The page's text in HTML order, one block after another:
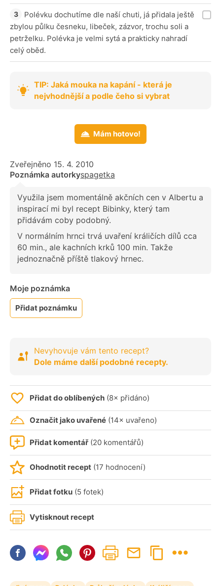
Polévku dochutíme dle naší chuti, já přidala ještě
zbylou půlku česneku, libeček, zázvor, trochu soli a
petrželku. Polévka je velmi sytá a prakticky nahradí
celý oběd.
TIP: Jaká mouka na kapání - která je
nejvhodnější a podle čeho si vybrat
Mám hotovo!
Zveřejněno 15. 4. 2010
Poznámka autorkyspagetka
Využila jsem momentálně akčních cen v Albertu a
inspirací mi byl recept Bibinky, který tam
přidávám coby podobný.
V normálním hrnci trvá uvaření králičích dílů cca
60 min., ale kachních krků 100 min. Takže
jednoznačně příště tlakový hrnec.
Moje poznámka
Přidat poznámku
Nevyhovuje vám tento recept?
Dole máme další podobné recepty.
Přidat do oblíbených (8× přidáno)
Označit jako uvařené (14× uvařeno)
Přidat komentář (20 komentářů)
Ohodnotit recept (17 hodnocení)
Přidat fotku (5 fotek)
Vytisknout recept